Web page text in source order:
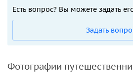
Есть вопрос? Вы можете задать
Задать
Фотографии